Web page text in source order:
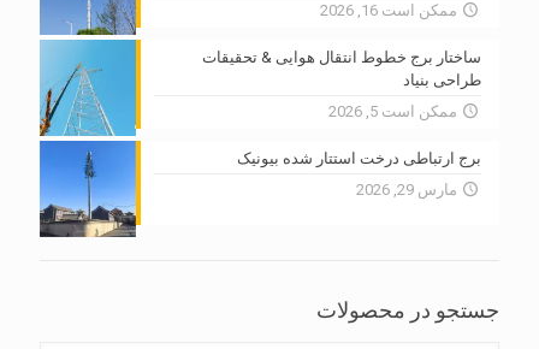
ممکن است 16, 2026
ساختار برج خطوط انتقال هوایی & تحقیقات
طراحی بنیاد
ممکن است 5, 2026
برج ارتباطی درخت استتار شده بیونیک
مارس 29, 2026
جستجو در محصولات